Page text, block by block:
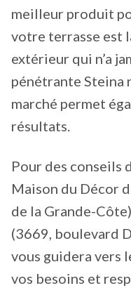
meilleur produit
votre terrasse est
extérieur qui n’a
pénétrante
marché permet
résultats.
Pour des conseils
Maison du Décor
de la Grande-
(3669, boulevard
vous guidera vers
vos besoins et